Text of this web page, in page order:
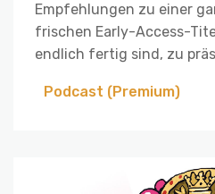
Empfehlungen zu einer
frischen Early-Access-
endlich fertig sind, zu
Podcast (Premium)